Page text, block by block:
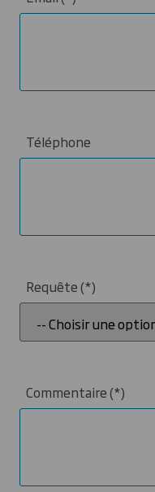
Téléphone
Requête
Commentaire